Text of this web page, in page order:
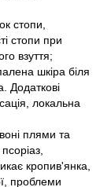
стопи,
стопи при
взуття;
шкіра біля
Додаткові
локальна
плями та
, псоріаз,
кропив'янка,
проблеми